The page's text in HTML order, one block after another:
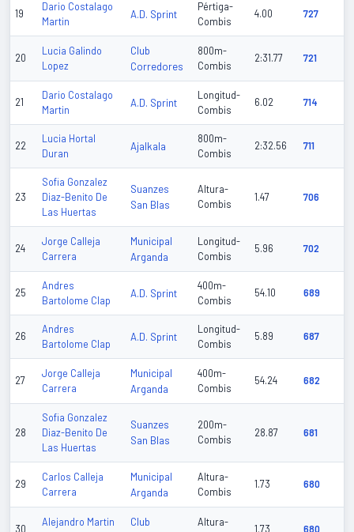
19
Dario Costalago
Martin
A.D. Sprint
Pértiga-
Combis
4.00 727
20
Lucia Galindo
Lopez
Club
Corredores
800m-
Combis
2:31.77 721
21
Dario Costalago
Martin
A.D. Sprint
Longitud-
Combis
6.02 714
22
Lucia Hortal
Duran
Ajalkala
800m-
Combis
2:32.56 711
23
Sofia Gonzalez
Diaz-Benito De
Las Huertas
Suanzes
San Blas
Altura-
Combis
1.47 706
24
Jorge Calleja
Carrera
Municipal
Arganda
Longitud-
Combis
5.96 702
25
Andres
Bartolome Clap
A.D. Sprint
400m-
Combis
54.10 689
26
Andres
Bartolome Clap
A.D. Sprint
Longitud-
Combis
5.89 687
27
Jorge Calleja
Carrera
Municipal
Arganda
400m-
Combis
54.24 682
28
Sofia Gonzalez
Diaz-Benito De
Las Huertas
Suanzes
San Blas
200m-
Combis
28.87 681
29
Carlos Calleja
Carrera
Municipal
Arganda
Altura-
Combis
1.73 680
30
Alejandro Martin
Club
Altura-
1.73 680